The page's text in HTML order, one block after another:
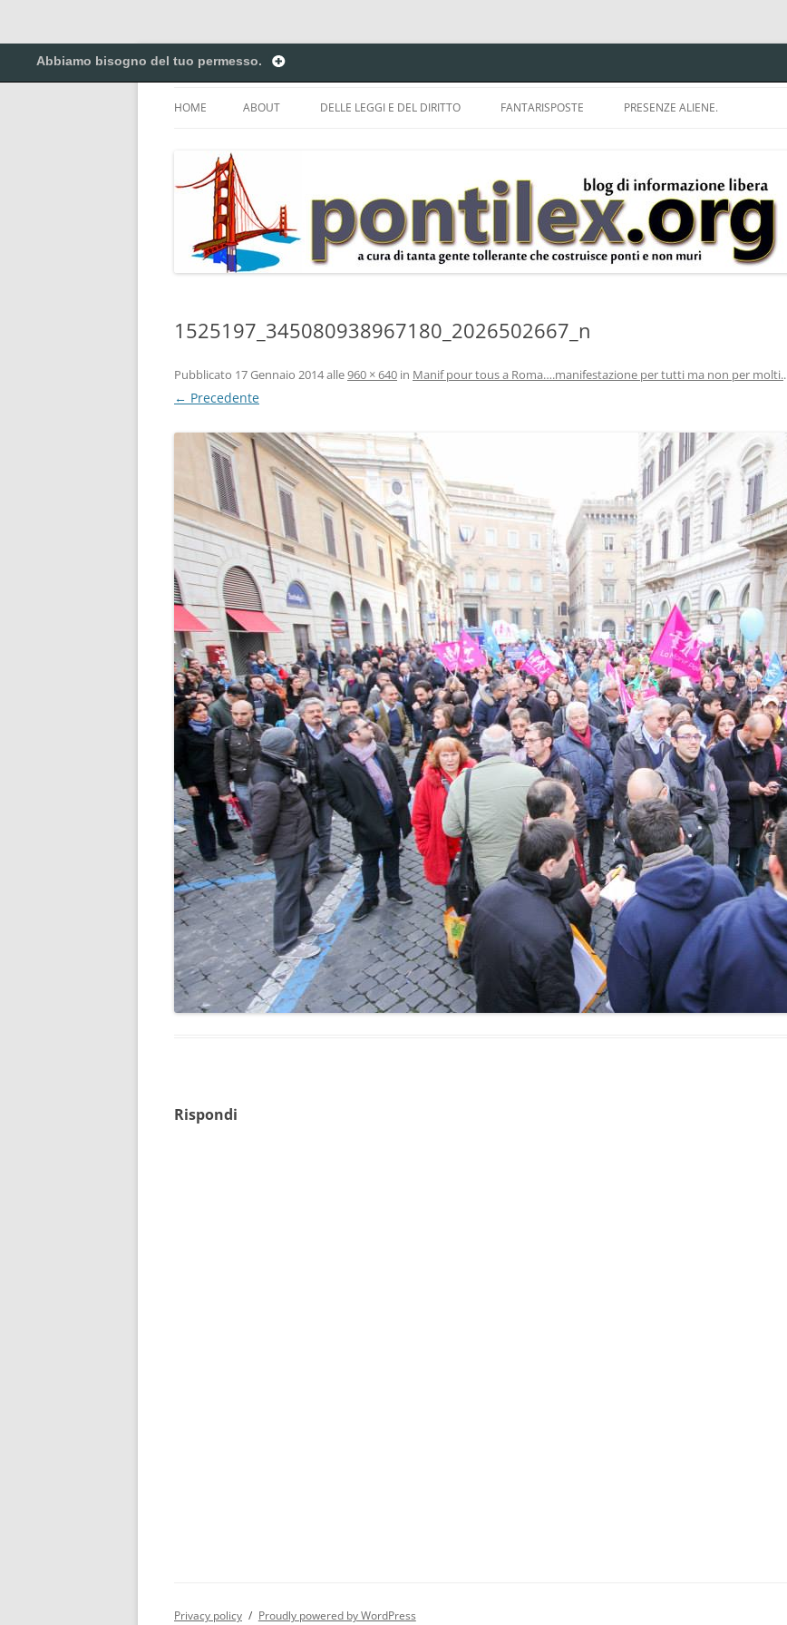
Vai
al
contenuto
Pontilex
HOME ABOUT DELLE LEGGI E DEL DIRITTO
DEL COPYRIGHT E DELLA LDA 633.
ELENCO DELLE ABBREVIAZIONI E
FANTARISPOSTE PRESENZE ALIENE.
1525197_345080938967180_2026502667_n
Pubblicato 17 Gennaio 2014alle960 × 640 in Manif pour tous a Roma….manifestazione per tutti ma non per molti..
← Precedente
Rispondi
Privacy policy Proudly powered by WordPress
Abbiamo bisogno del tuo permesso.